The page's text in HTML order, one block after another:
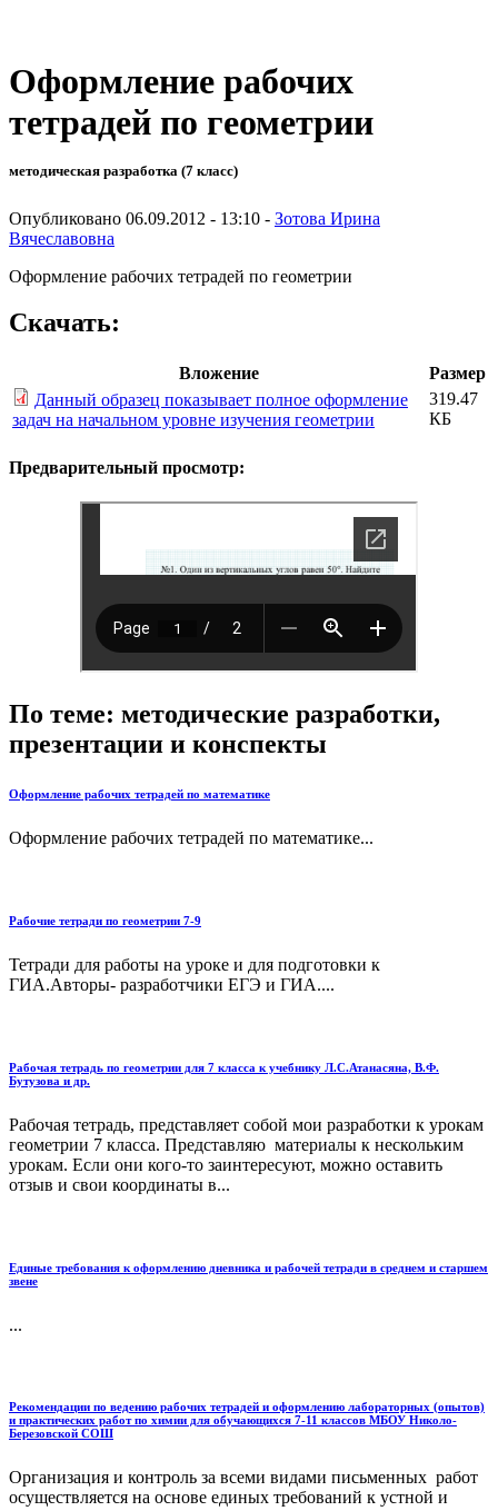
Оформление рабочих
тетрадей по геометрии
методическая разработка (7 класс)
Опубликовано 06.09.2012 - 13:10 - Зотова Ирина
Вячеславовна
Оформление рабочих тетрадей по геометрии
Скачать:
Вложение
Размер
Данный образец показывает полное оформление
задач на начальном уровне изучения геометрии
319.47
КБ
Предварительный просмотр:
По теме: методические разработки,
презентации и конспекты
Оформление рабочих тетрадей по математике
Оформление рабочих тетрадей по математике...
Рабочие тетради по геометрии 7-9
Тетради для работы на уроке и для подготовки к
ГИА.Авторы- разработчики ЕГЭ и ГИА....
Рабочая тетрадь по геометрии для 7 класса к учебнику Л.С.Атанасяна, В.Ф.
Бутузова и др.
Рабочая тетрадь, представляет собой мои разработки к урокам
геометрии 7 класса. Представляю материалы к нескольким
урокам. Если они кого-то заинтересуют, можно оставить
отзыв и свои координаты в...
Единые требования к оформлению дневника и рабочей тетради в среднем и старшем
звене
...
Рекомендации по ведению рабочих тетрадей и оформлению лабораторных (опытов)
и практических работ по химии для обучающихся 7-11 классов МБОУ Николо-
Березовской СОШ
Организация и контроль за всеми видами письменных работ
осуществляется на основе единых требований к устной и